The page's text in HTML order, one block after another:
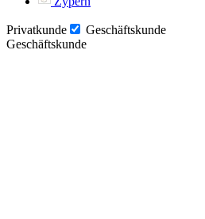
Privatkunde
Geschäftskunde
Geschäftskunde